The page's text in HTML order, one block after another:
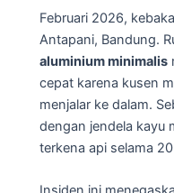
Februari 2026,
Antapani, Bandung.
aluminium minimalis
cepat karena kusen
menjalar ke dalam.
dengan jendela kayu
terkena api selama